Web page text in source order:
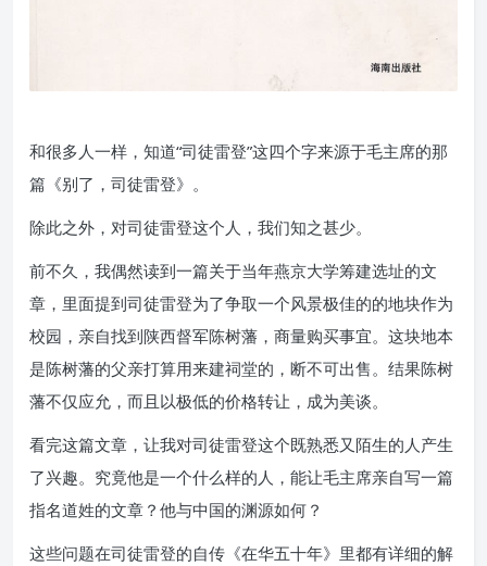
和很多人一样，知道“司徒雷登”这四个字来源于毛主席的那
篇《别了，司徒雷登》。
除此之外，对司徒雷登这个人，我们知之甚少。
前不久，我偶然读到一篇关于当年燕京大学筹建选址的文
章，里面提到司徒雷登为了争取一个风景极佳的的地块作为
校园，亲自找到陕西督军陈树藩，商量购买事宜。这块地本
是陈树藩的父亲打算用来建祠堂的，断不可出售。结果陈树
藩不仅应允，而且以极低的价格转让，成为美谈。
看完这篇文章，让我对司徒雷登这个既熟悉又陌生的人产生
了兴趣。究竟他是一个什么样的人，能让毛主席亲自写一篇
指名道姓的文章？他与中国的渊源如何？
这些问题在司徒雷登的自传《在华五十年》里都有详细的解